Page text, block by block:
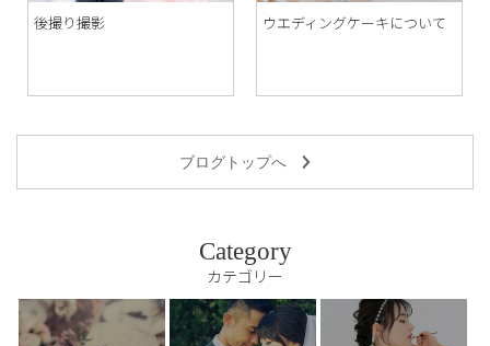
後撮り撮影 ウエディングケーキについて
ブログトップへ
Category
カテゴリー